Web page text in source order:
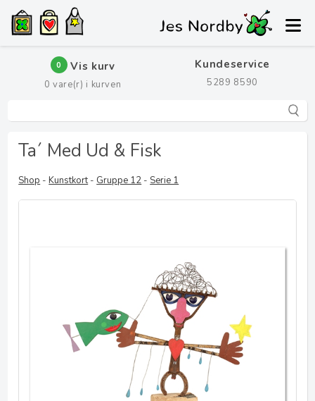
0 Vis kurv
0 vare(r) i kurven
Kundeservice
5289 8590
Ta´ Med Ud & Fisk
Shop -Kunstkort- Gruppe 12 - Serie 1